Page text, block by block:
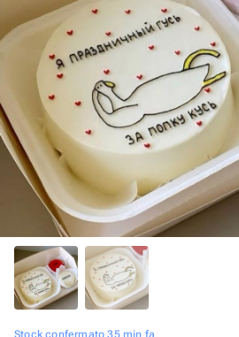
Stock confermato 35 min fa